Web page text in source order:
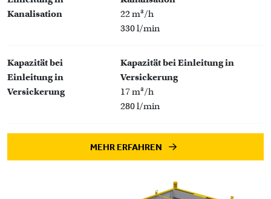
Kanalisation
22 m³/h
330 l/min
Kapazität bei
Einleitung in
Versickerung
Kapazität bei Einleitung in
Versickerung
17 m³/h
280 l/min
MEHR ERFAHREN